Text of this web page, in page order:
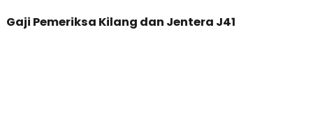
Gaji Pemeriksa Kilang dan Jentera J41